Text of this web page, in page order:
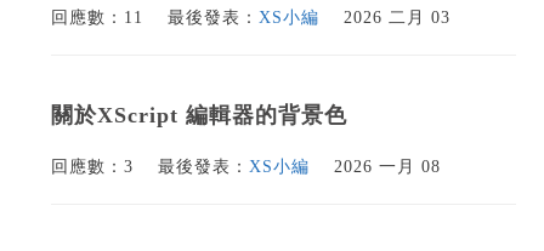
回應數：11 最後發表： XS小編 2026 二月 03
關於XScript 編輯器的背景色
回應數：3 最後發表： XS小編 2026 一月 08